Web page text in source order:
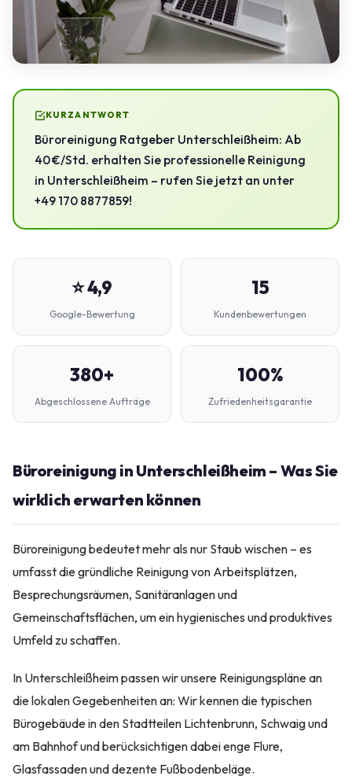
KURZANTWORT
Büroreinigung Ratgeber Unterschleißheim: Ab
40 €/Std. erhalten Sie professionelle Reinigung
in Unterschleißheim – rufen Sie jetzt an unter
+49 170 8877859!
⭐ 4,9
Google-Bewertung
15
Kundenbewertungen
380+
Abgeschlossene Aufträge
100%
Zufriedenheitsgarantie
Büroreinigung in Unterschleißheim – Was Sie
wirklich erwarten können
Büroreinigung bedeutet mehr als nur Staub wischen – es
umfasst die gründliche Reinigung von Arbeitsplätzen,
Besprechungsräumen, Sanitäranlagen und
Gemeinschaftsflächen, um ein hygienisches und produktives
Umfeld zu schaffen.
In Unterschleißheim passen wir unsere Reinigungspläne an
die lokalen Gegebenheiten an: Wir kennen die typischen
Bürogebäude in den Stadtteilen Lichtenbrunn, Schwaig und
am Bahnhof und berücksichtigen dabei enge Flure,
Glasfassaden und dezente Fußbodenbeläge.